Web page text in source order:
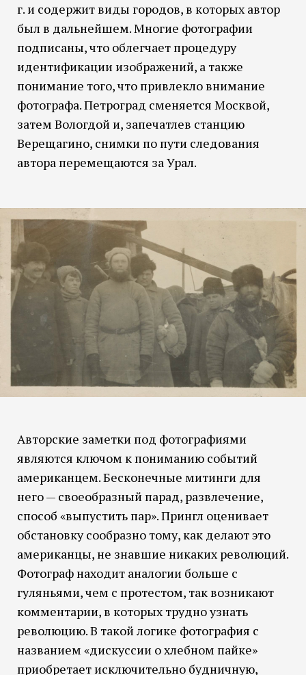
г. и содержит виды городов, в которых автор
был в дальнейшем. Многие фотографии
подписаны, что облегчает процедуру
идентификации изображений, а также
понимание того, что привлекло внимание
фотографа. Петроград сменяется Москвой,
затем Вологдой и, запечатлев станцию
Верещагино, снимки по пути следования
автора перемещаются за Урал.
Авторские заметки под фотографиями
являются ключом к пониманию событий
американцем. Бесконечные митинги для
него — своеобразный парад, развлечение,
способ «выпустить пар». Прингл оценивает
обстановку сообразно тому, как делают это
американцы, не знавшие никаких революций.
Фотограф находит аналогии больше с
гуляньями, чем с протестом, так возникают
комментарии, в которых трудно узнать
революцию. В такой логике фотография с
названием «дискуссии о хлебном пайке»
приобретает исключительно будничную,